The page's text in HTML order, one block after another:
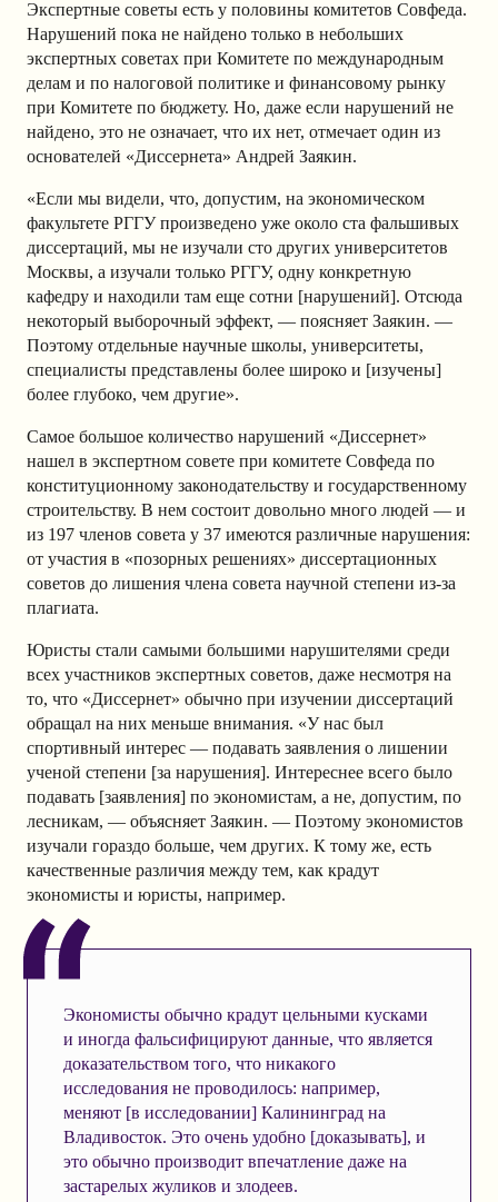
Экспертные советы есть у половины комитетов Совфеда.
Нарушений пока не найдено только в небольших
экспертных советах при Комитете по международным
делам и по налоговой политике и финансовому рынку
при Комитете по бюджету. Но, даже если нарушений не
найдено, это не означает, что их нет, отмечает один из
основателей «Диссернета» Андрей Заякин.
«Если мы видели, что, допустим, на экономическом
факультете РГГУ произведено уже около ста фальшивых
диссертаций, мы не изучали сто других университетов
Москвы, а изучали только РГГУ, одну конкретную
кафедру и находили там еще сотни [нарушений]. Отсюда
некоторый выборочный эффект, — поясняет Заякин. —
Поэтому отдельные научные школы, университеты,
специалисты представлены более широко и [изучены]
более глубоко, чем другие».
Самое большое количество нарушений «Диссернет»
нашел в экспертном совете при комитете Совфеда по
конституционному законодательству и государственному
строительству. В нем состоит довольно много людей — и
из 197 членов совета у 37 имеются различные нарушения:
от участия в «позорных решениях» диссертационных
советов до лишения члена совета научной степени из-за
плагиата.
Юристы стали самыми большими нарушителями среди
всех участников экспертных советов, даже несмотря на
то, что «Диссернет» обычно при изучении диссертаций
обращал на них меньше внимания. «У нас был
спортивный интерес — подавать заявления о лишении
ученой степени [за нарушения]. Интереснее всего было
подавать [заявления] по экономистам, а не, допустим, по
лесникам, — объясняет Заякин. — Поэтому экономистов
изучали гораздо больше, чем других. К тому же, есть
качественные различия между тем, как крадут
экономисты и юристы, например.
Экономисты обычно крадут цельными кусками
и иногда фальсифицируют данные, что является
доказательством того, что никакого
исследования не проводилось: например,
меняют [в исследовании] Калининград на
Владивосток. Это очень удобно [доказывать], и
это обычно производит впечатление даже на
застарелых жуликов и злодеев.